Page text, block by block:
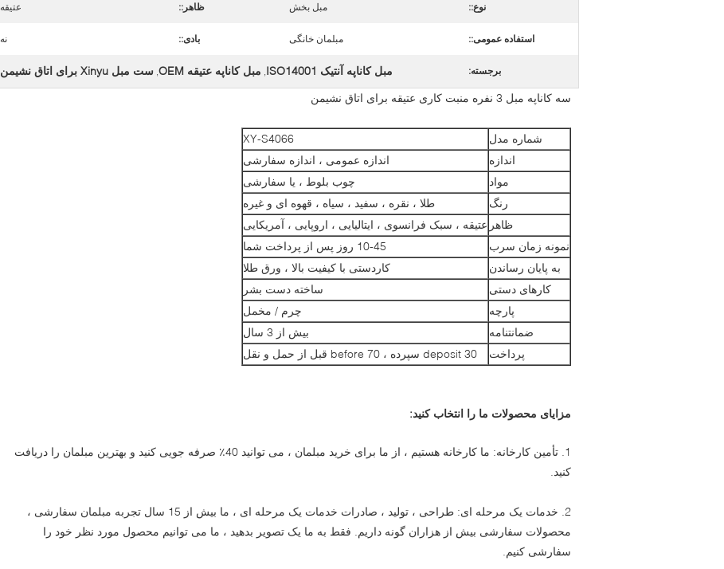
نوع:: مبل بخش ظاهر:: عتیقه
استفاده عمومی:: مبلمان خانگی بادی:: نه
برجسته: مبل کاناپه آنتیک ISO14001 , مبل کاناپه عتیقه OEM , ست مبل Xinyu برای اتاق نشیمن
سه کاناپه مبل 3 نفره منبت کاری عتیقه برای اتاق نشیمن
شماره مدل
XY-S4066
اندازه
اندازه عمومی ، اندازه سفارشی
مواد
چوب بلوط ، یا سفارشی
رنگ
طلا ، نقره ، سفید ، سیاه ، قهوه ای و غیره
ظاهر عتیقه ، سبک فرانسوی ، ایتالیایی ، اروپایی ، آمریکایی
نمونه زمان سرب
10-45 روز پس از پرداخت شما
به پایان رساندن
کاردستی با کیفیت بالا ، ورق طلا
کارهای دستی
ساخته دست بشر
پارچه
چرم / مخمل
ضمانتنامه
بیش از 3 سال
پرداخت
30 deposit سپرده ، 70 before قبل از حمل و نقل
مزایای محصولات ما را انتخاب کنید:
1. تأمین کارخانه: ما کارخانه هستیم ، از ما برای خرید مبلمان ، می توانید 40٪ صرفه جویی کنید و بهترین مبلمان را دریافت
کنید.
2. خدمات یک مرحله ای: طراحی ، تولید ، صادرات خدمات یک مرحله ای ، ما بیش از 15 سال تجربه مبلمان سفارشی ،
محصولات سفارشی بیش از هزاران گونه داریم. فقط به ما یک تصویر بدهید ، ما می توانیم محصول مورد نظر خود را
سفارشی کنیم.